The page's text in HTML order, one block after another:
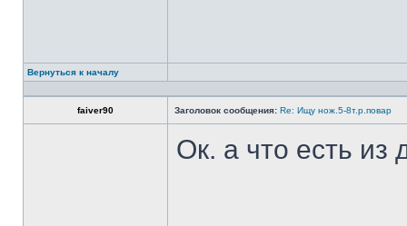
Вернуться к началу
faiver90 Заголовок сообщения: Re: Ищу нож.5-8т.р.повар
Ок. а что есть из